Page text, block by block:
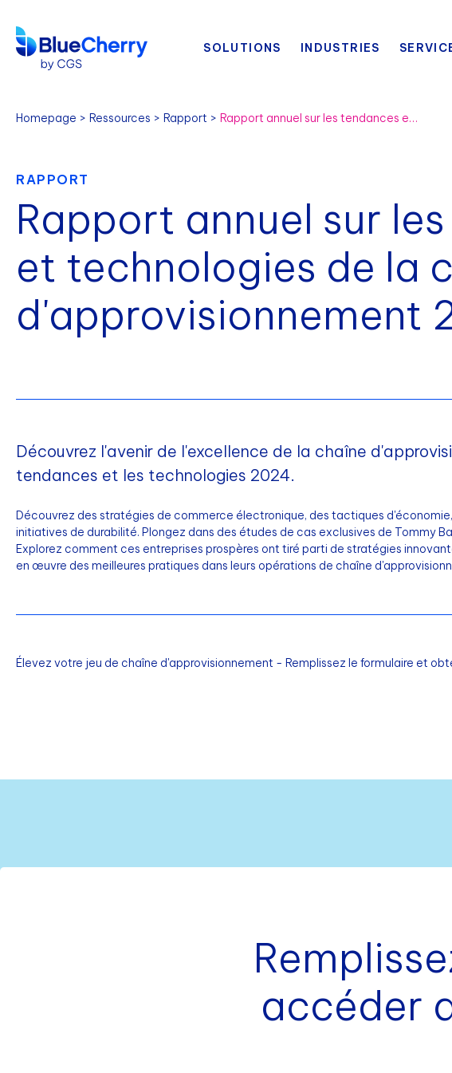
SOLUTIONS INDUSTRIES
Homepage Ressources Rapport Rapport annuel sur les tendances et technologies de la chaîne d'approvisionnement 2024
RAPPORT
Rapport annuel sur
et technologies de la
d'approvisionnement
Découvrez l'avenir de l'excellence de la chaîne
tendances et les technologies 2024.
Découvrez des stratégies de commerce électronique, des tactiques
initiatives de durabilité. Plongez dans des études de cas exclusives de Tommy
Explorez comment ces entreprises prospères ont tiré parti de stratégies
en œuvre des meilleures pratiques dans leurs opérations de chaîne
Élevez votre jeu de chaîne d'approvisionnement - Remplissez le formulaire et
accéder